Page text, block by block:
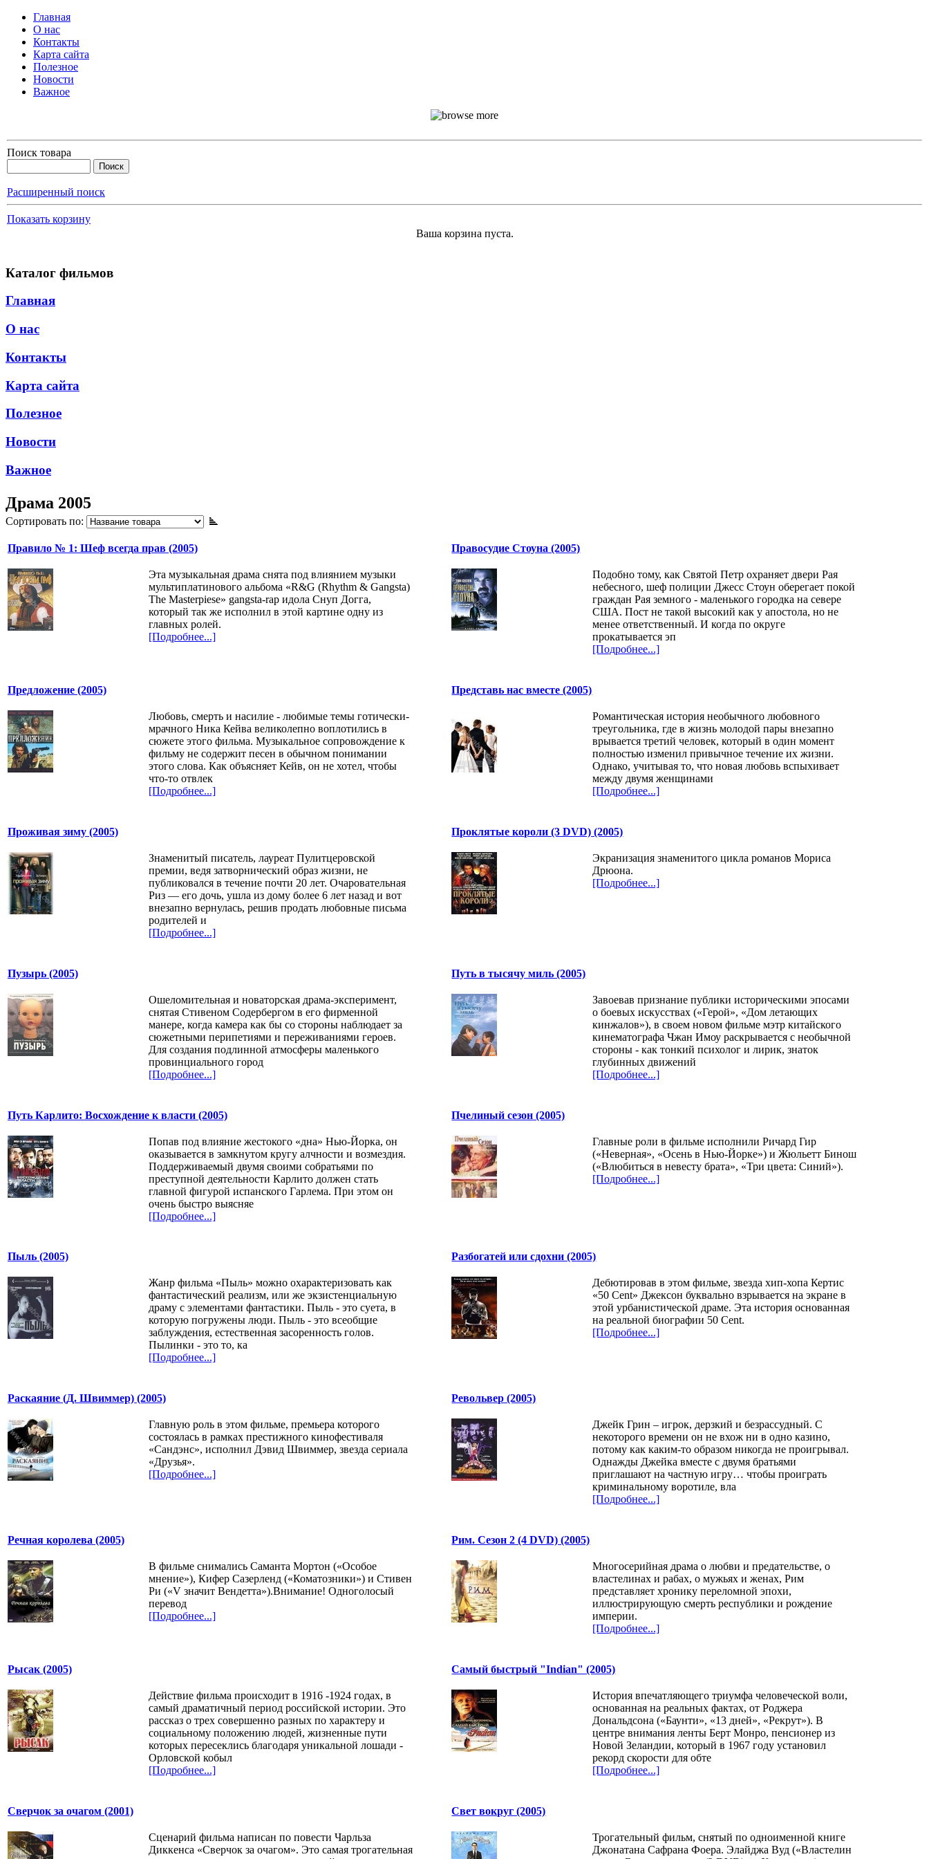
Главная
О нас
Контакты
Карта сайта
Полезное
Новости
Важное
Поиск товара
Расширенный поиск
Показать корзину
Ваша корзина пуста.
Каталог фильмов
Главная
О нас
Контакты
Карта сайта
Полезное
Новости
Важное
Драма 2005
Сортировать по:
Правило № 1: Шеф всегда прав (2005)
Эта музыкальная драма снята под влиянием музыки
мультиплатинового альбома «R&G (Rhythm & Gangsta)
The Masterpiese» gangsta-rap идола Снуп Догга,
который так же исполнил в этой картине одну из
главных ролей.
[Подробнее...]
Правосудие Стоуна (2005)
Подобно тому, как Святой Петр охраняет двери Рая
небесного, шеф полиции Джесс Стоун оберегает покой
граждан Рая земного - маленького городка на севере
США. Пост не такой высокий как у апостола, но не
менее ответственный. И когда по округе
прокатывается эп
[Подробнее...]
Предложение (2005)
Любовь, смерть и насилие - любимые темы готически-
мрачного Ника Кейва великолепно воплотились в
сюжете этого фильма. Музыкальное сопровождение к
фильму не содержит песен в обычном понимании
этого слова. Как объясняет Кейв, он не хотел, чтобы
что-то отвлек
[Подробнее...]
Представь нас вместе (2005)
Романтическая история необычного любовного
треугольника, где в жизнь молодой пары внезапно
врывается третий человек, который в один момент
полностью изменил привычное течение их жизни.
Однако, учитывая то, что новая любовь вспыхивает
между двумя женщинами
[Подробнее...]
Проживая зиму (2005)
Знаменитый писатель, лауреат Пулитцеровской
премии, ведя затворнический образ жизни, не
публиковался в течение почти 20 лет. Очаровательная
Риз — его дочь, ушла из дому более 6 лет назад и вот
внезапно вернулась, решив продать любовные письма
родителей и
[Подробнее...]
Проклятые короли (3 DVD) (2005)
Экранизация знаменитого цикла романов Мориса
Дрюона.
[Подробнее...]
Пузырь (2005)
Ошеломительная и новаторская драма-эксперимент,
снятая Стивеном Содербергом в его фирменной
манере, когда камера как бы со стороны наблюдает за
сюжетными перипетиями и переживаниями героев.
Для создания подлинной атмосферы маленького
провинциального город
[Подробнее...]
Путь в тысячу миль (2005)
Завоевав признание публики историческими эпосами
о боевых искусствах («Герой», «Дом летающих
кинжалов»), в своем новом фильме мэтр китайского
кинематографа Чжан Имоу раскрывается с необычной
стороны - как тонкий психолог и лирик, знаток
глубинных движений
[Подробнее...]
Путь Карлито: Восхождение к власти (2005)
Попав под влияние жестокого «дна» Нью-Йорка, он
оказывается в замкнутом кругу алчности и возмездия.
Поддерживаемый двумя своими собратьями по
преступной деятельности Карлито должен стать
главной фигурой испанского Гарлема. При этом он
очень быстро выясняе
[Подробнее...]
Пчелиный сезон (2005)
Главные роли в фильме исполнили Ричард Гир
(«Неверная», «Осень в Нью-Йорке») и Жюльетт Бинош
(«Влюбиться в невесту брата», «Три цвета: Синий»).
[Подробнее...]
Пыль (2005)
Жанр фильма «Пыль» можно охарактеризовать как
фантастический реализм, или же экзистенциальную
драму с элементами фантастики. Пыль - это суета, в
которую погружены люди. Пыль - это всеобщие
заблуждения, естественная засоренность голов.
Пылинки - это то, ка
[Подробнее...]
Разбогатей или сдохни (2005)
Дебютировав в этом фильме, звезда хип-хопа Кертис
«50 Cent» Джексон буквально взрывается на экране в
этой урбанистической драме. Эта история основанная
на реальной биографии 50 Cent.
[Подробнее...]
Раскаяние (Д. Швиммер) (2005)
Главную роль в этом фильме, премьера которого
состоялась в рамках престижного кинофестиваля
«Сандэнс», исполнил Дэвид Швиммер, звезда сериала
«Друзья».
[Подробнее...]
Револьвер (2005)
Джейк Грин – игрок, дерзкий и безрассудный. С
некоторого времени он не вхож ни в одно казино,
потому как каким-то образом никогда не проигрывал.
Однажды Джейка вместе с двумя братьями
приглашают на частную игру… чтобы проиграть
криминальному воротиле, вла
[Подробнее...]
Речная королева (2005)
В фильме снимались Саманта Мортон («Особое
мнение»), Кифер Сазерленд («Коматозники») и Стивен
Ри («V значит Вендетта»).Внимание! Одноголосый
перевод
[Подробнее...]
Рим. Сезон 2 (4 DVD) (2005)
Многосерийная драма о любви и предательстве, о
властелинах и рабах, о мужьях и женах, Рим
представляет хронику переломной эпохи,
иллюстрирующую смерть республики и рождение
империи.
[Подробнее...]
Рысак (2005)
Действие фильма происходит в 1916 -1924 годах, в
самый драматичный период российской истории. Это
рассказ о трех совершенно разных по характеру и
социальному положению людей, жизненные пути
которых пересеклись благодаря уникальной лошади -
Орловской кобыл
[Подробнее...]
Самый быстрый "Indian" (2005)
История впечатляющего триумфа человеческой воли,
основанная на реальных фактах, от Роджера
Дональдсона («Баунти», «13 дней», «Рекрут»). В
центре внимания ленты Берт Монро, пенсионер из
Новой Зеландии, который в 1967 году установил
рекорд скорости для обте
[Подробнее...]
Сверчок за очагом (2001)
Сценарий фильма написан по повести Чарльза
Диккенса «Сверчок за очагом». Это самая трогательная
Свет вокруг (2005)
Трогательный фильм, снятый по одноименной книге
Джонатана Сафрана Фоера. Элайджа Вуд («Властелин